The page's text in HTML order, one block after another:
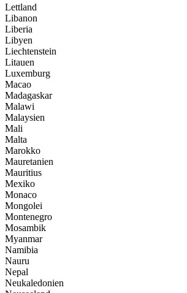
Lettland
Libanon
Liberia
Libyen
Liechtenstein
Litauen
Luxemburg
Macao
Madagaskar
Malawi
Malaysien
Mali
Malta
Marokko
Mauretanien
Mauritius
Mexiko
Monaco
Mongolei
Montenegro
Mosambik
Myanmar
Namibia
Nauru
Nepal
Neukaledonien